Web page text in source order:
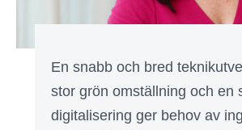
En snabb och bred
stor grön omställning och en
digitalisering ger behov av